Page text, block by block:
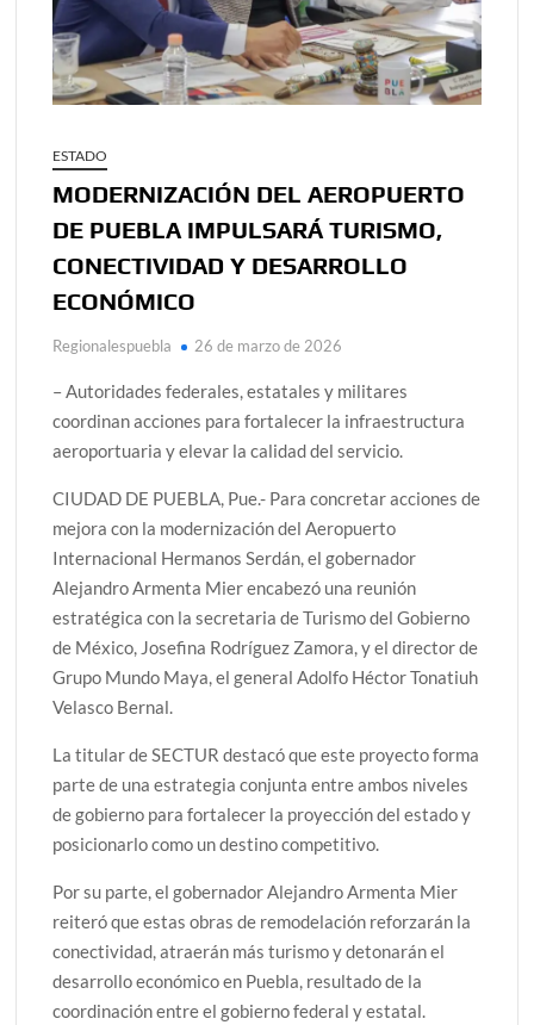
ESTADO
MODERNIZACIÓN DEL AEROPUERTO
DE PUEBLA IMPULSARÁ TURISMO,
CONECTIVIDAD Y DESARROLLO
ECONÓMICO
Regionalespuebla 26 de marzo de 2026
– Autoridades federales, estatales y militares
coordinan acciones para fortalecer la infraestructura
aeroportuaria y elevar la calidad del servicio.
CIUDAD DE PUEBLA, Pue.- Para concretar acciones de
mejora con la modernización del Aeropuerto
Internacional Hermanos Serdán, el gobernador
Alejandro Armenta Mier encabezó una reunión
estratégica con la secretaria de Turismo del Gobierno
de México, Josefina Rodríguez Zamora, y el director de
Grupo Mundo Maya, el general Adolfo Héctor Tonatiuh
Velasco Bernal.
La titular de SECTUR destacó que este proyecto forma
parte de una estrategia conjunta entre ambos niveles
de gobierno para fortalecer la proyección del estado y
posicionarlo como un destino competitivo.
Por su parte, el gobernador Alejandro Armenta Mier
reiteró que estas obras de remodelación reforzarán la
conectividad, atraerán más turismo y detonarán el
desarrollo económico en Puebla, resultado de la
coordinación entre el gobierno federal y estatal.